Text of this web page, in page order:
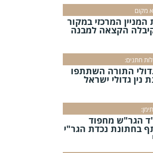
מקום
המרכזי במקור
הקצאה למבנה
חתנים:
התורה השתתפו
נין גדולי ישראל
הגר"ש מחפוד
בחתונת נכדת הגר"י